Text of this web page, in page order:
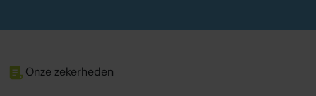
Onze zekerheden